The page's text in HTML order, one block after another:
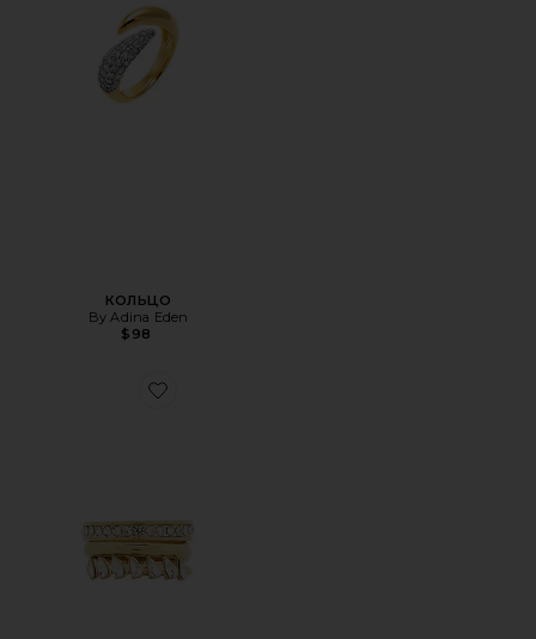
КОЛЬЦО
By Adina Eden
$98
Favorite НАБОР МАССИВНЫХ КОЛЕЦ CHUNKY RING SET